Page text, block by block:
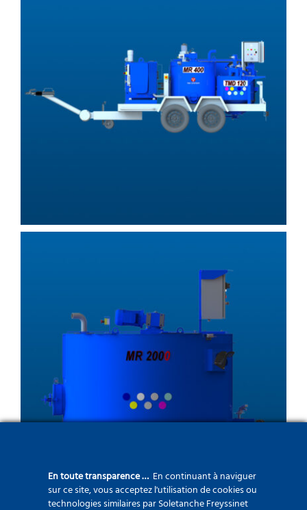
Unitrailer
MR Agitateurs
En toute transparence … En continuant à naviguer
sur ce site, vous acceptez l'utilisation de cookies ou
technologies similaires par Soletanche Freyssinet